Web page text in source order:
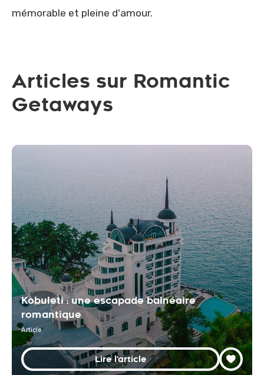
mémorable et pleine d'amour.
Articles sur Romantic
Getaways
Kobuleti : une escapade balnéaire
romantique
Article
Lire l'article